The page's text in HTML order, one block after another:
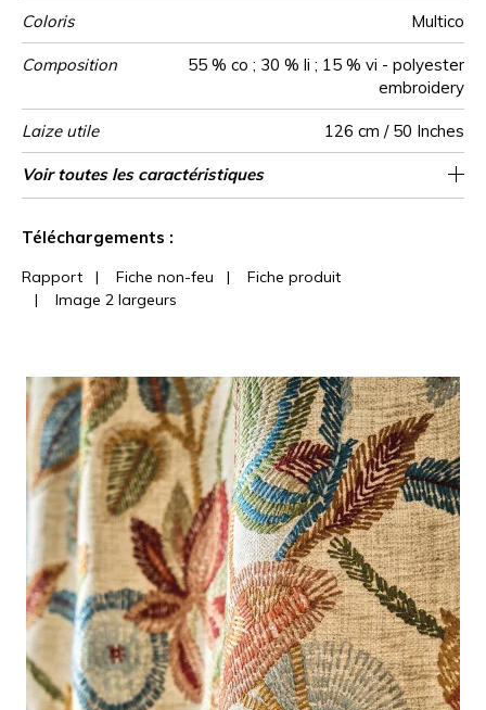
Coloris Multico
Composition
55 % co ; 30 % li ; 15 % vi - polyester
embroidery
Laize utile 126 cm / 50 Inches
Raccord Raccord droit
Sens De large
Poids g/m² 580
Performance
Accoustique
aw - 0.15
Usage
Entretien
Pays d'origine Inde
Rapport
Horizontal
63 cm / 25 Inches
Rapport
Vertical
78 cm / 31 Inches
Caractéristiques
Outdoor
Voir toutes les caractéristiques
Téléchargements :
Rapport | Fiche non-feu |
Fiche produit
| Image 2 largeurs